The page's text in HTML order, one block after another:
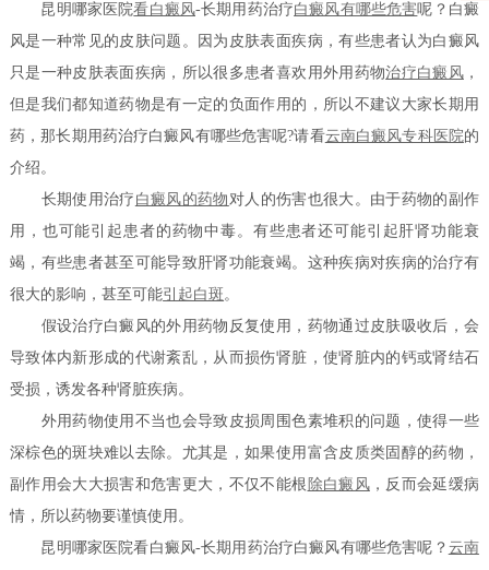
昆明哪家医院看白癜风-长期用药治疗白癜风有哪些危害呢？白癜
风是一种常见的皮肤问题。因为皮肤表面疾病，有些患者认为白癜风
只是一种皮肤表面疾病，所以很多患者喜欢用外用药物治疗白癜风，
但是我们都知道药物是有一定的负面作用的，所以不建议大家长期用
药，那长期用药治疗白癜风有哪些危害呢?请看云南白癜风专科医院的
介绍。
长期使用治疗 白癜风的药物对人的伤害也很大。由于药物的副作
用，也可能引起患者的药物中毒。有些患者还可能引起肝肾功能衰
竭，有些患者甚至可能导致肝肾功能衰竭。这种疾病对疾病的治疗有
很大的影响，甚至可能引起白斑。
假设治疗白癜风的外用药物反复使用，药物通过皮肤吸收后，会
导致体内新形成的代谢紊乱，从而损伤肾脏，使肾脏内的钙或肾结石
受损，诱发各种肾脏疾病。
外用药物使用不当也会导致皮损周围色素堆积的问题，使得一些
深棕色的斑块难以去除。尤其是，如果使用富含皮质类固醇的药物，
副作用会大大损害和危害更大，不仅不能根 除白癜风，反而会延缓病
情，所以药物要谨慎使用。
昆明哪家医院看白癜风-长期用药治疗白癜风有哪些危害呢？ 云南